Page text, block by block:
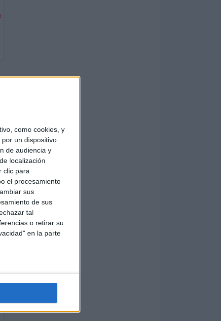
como cookies, y
un dispositivo
de audiencia y
localización
clic para
el procesamiento
sus
de sus
tal
o retirar su
en la parte